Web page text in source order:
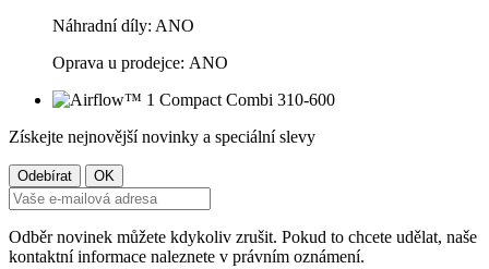
Náhradní díly: ANO
Oprava u prodejce: ANO
Získejte nejnovější novinky a speciální slevy
Odběr novinek můžete kdykoliv zrušit. Pokud to chcete udělat, naše
kontaktní informace naleznete v právním oznámení.